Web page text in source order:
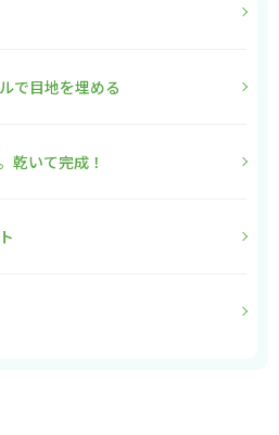
で目地を埋める
乾いて完成！